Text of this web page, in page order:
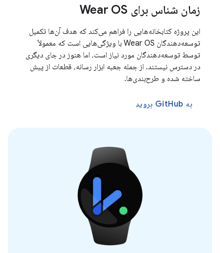
زمان شناس برای Wear OS
این پروژه کتابخانه‌هایی را فراهم می‌کند که هدف آن‌ها تکمیل
توسعه‌دهندگان Wear OS با ویژگی‌هایی است که معمولاً
توسط توسعه‌دهندگان مورد نیاز است، اما هنوز در جای دیگری
در دسترس نیستند. از جمله جعبه ابزار رسانه، قطعات از پیش
ساخته شده و طرح‌بندی‌ها.
به GitHub بروید